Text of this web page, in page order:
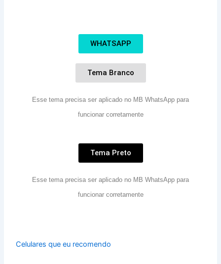
WHATSAPP
Tema Branco
Esse tema precisa ser aplicado no MB WhatsApp para
funcionar corretamente
Tema Preto
Esse tema precisa ser aplicado no MB WhatsApp para
funcionar corretamente
Celulares que eu recomendo